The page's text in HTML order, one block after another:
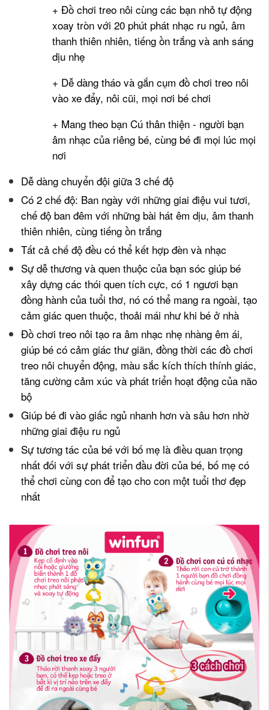
+ Đồ chơi treo nôi cùng các bạn nhỏ tự động
xoay tròn với 20 phút phát nhạc ru ngủ, âm
thanh thiên nhiên, tiếng ồn trắng và anh sáng
dịu nhẹ
+ Dễ dàng tháo và gắn cụm đồ chơi treo nôi
vào xe đẩy, nôi cũi, mọi nơi bé chơi
+ Mang theo bạn Cú thân thiện - người bạn
âm nhạc của riêng bé, cùng bé đi mọi lúc mọi
nơi
Dễ dàng chuyển đội giữa 3 chế độ
Có 2 chế độ: Ban ngày với những giai điệu vui tươi,
chế độ ban đêm với những bài hát êm dịu, âm thanh
thiên nhiên, cùng tiếng ồn trắng
Tất cả chế độ đều có thể kết hợp đèn và nhạc
Sự dễ thương và quen thuộc của bạn sóc giúp bé
xây dựng các thói quen tích cực, có 1 ngươi bạn
đồng hành của tuổi thơ, nó có thể mang ra ngoài, tạo
cảm giác quen thuộc, thoải mái như khi bé ở nhà
Đồ chơi treo nôi tạo ra âm nhạc nhẹ nhàng êm ái,
giúp bé có cảm giác thư giãn, đồng thời các đồ chơi
treo nôi chuyển động, màu sắc kích thích thính giác,
tăng cường cảm xúc và phát triển hoạt động của não
bộ
Giúp bé đi vào giấc ngủ nhanh hơn và sâu hơn nhờ
những giai điệu ru ngủ
Sự tương tác của bé với bố mẹ là điều quan trọng
nhất đối với sự phát triển đầu đời của bé, bố mẹ có
thể chơi cùng con để tạo cho con một tuổi thơ đẹp
nhất